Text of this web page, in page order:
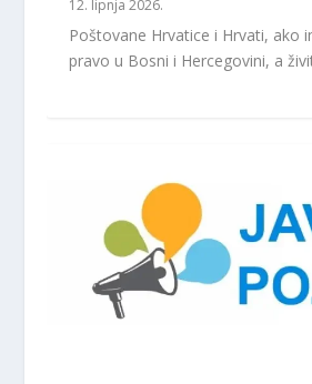
12. lipnja 2026.
Poštovane Hrvatice i Hrvati, ako
pravo u Bosni i Hercegovini, a